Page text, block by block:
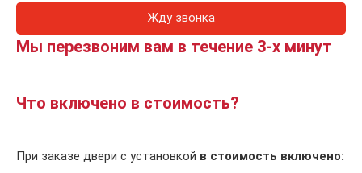
Жду звонка
Мы перезвоним вам в течение 3-х минут
Что включено в стоимость?
При заказе двери с установкой в стоимость включено: